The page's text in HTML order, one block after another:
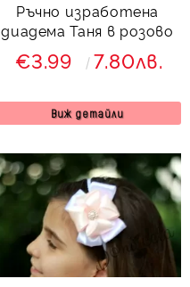
Ръчно изработена
диадема Таня в розово
€3.99 7.80лв.
Виж детайли